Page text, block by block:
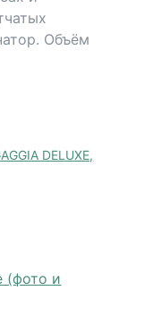
Объём
DELUXE,
(фото и